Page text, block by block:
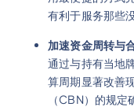
有利于服务那些
加速资金周转与
通过与持有当地
算周期显著改善
（CBN）的规